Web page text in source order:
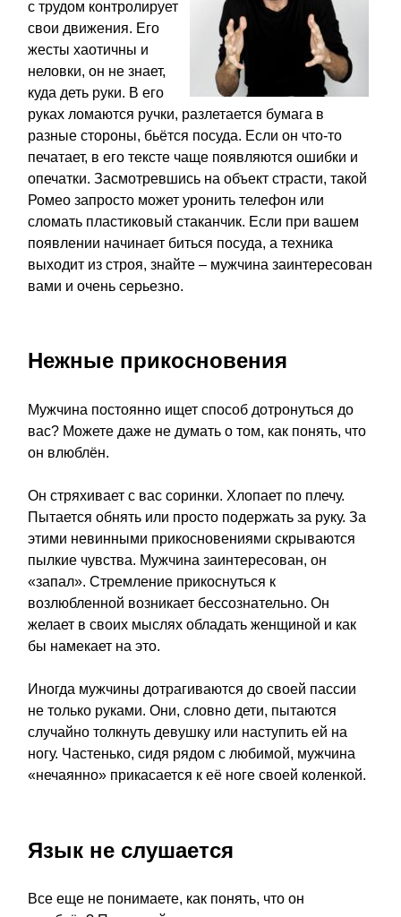
с трудом контролирует
свои движения. Его
жесты хаотичны и
неловки, он не знает,
куда деть руки. В его
руках ломаются ручки, разлетается бумага в
разные стороны, бьётся посуда. Если он что-то
печатает, в его тексте чаще появляются ошибки и
опечатки. Засмотревшись на объект страсти, такой
Ромео запросто может уронить телефон или
сломать пластиковый стаканчик. Если при вашем
появлении начинает биться посуда, а техника
выходит из строя, знайте – мужчина заинтересован
вами и очень серьезно.
Нежные прикосновения
Мужчина постоянно ищет способ дотронуться до
вас? Можете даже не думать о том, как понять, что
он влюблён.
Он стряхивает с вас соринки. Хлопает по плечу.
Пытается обнять или просто подержать за руку. За
этими невинными прикосновениями скрываются
пылкие чувства. Мужчина заинтересован, он
«запал». Стремление прикоснуться к
возлюбленной возникает бессознательно. Он
желает в своих мыслях обладать женщиной и как
бы намекает на это.
Иногда мужчины дотрагиваются до своей пассии
не только руками. Они, словно дети, пытаются
случайно толкнуть девушку или наступить ей на
ногу. Частенько, сидя рядом с любимой, мужчина
«нечаянно» прикасается к её ноге своей коленкой.
Язык не слушается
Все еще не понимаете, как понять, что он